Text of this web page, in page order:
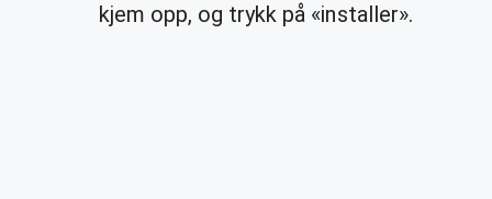
kjem opp, og trykk på «installer».